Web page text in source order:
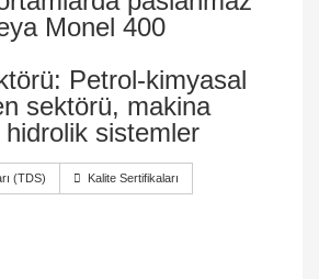
Monel 400
Petrol-kimyasal
sektörü, makina
sistemler
(TDS) Kalite Sertifikaları